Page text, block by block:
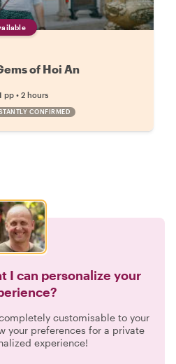
of Hoi An
pp • 2 hours
CONFIRMED
I can personalize your
customisable to your
your preferences for a private
experience!